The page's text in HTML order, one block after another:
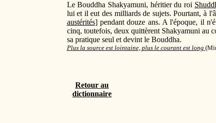
Le Bouddha Shakyamuni, héritier du roi
lui et il eut des milliards de sujets. Pourtant, à
austérités] pendant douze ans. A l'époque, il
cinq, toutefois, deux quittèrent Shakyamuni au
sa pratique seul et devint le Bouddha.
Plus la source est lointaine, plus le courant est long
Retour au
dictionnaire